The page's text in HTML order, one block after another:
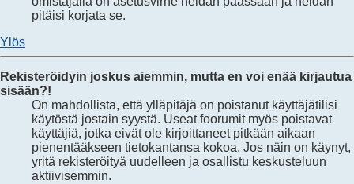
pitäisi korjata se.
Ylös
Rekisteröidyin joskus aiemmin, mutta en voi enää kirjautua
sisään?!
On mahdollista, että ylläpitäjä on poistanut käyttäjätilisi
käytöstä jostain syystä. Useat foorumit myös poistavat
käyttäjiä, jotka eivät ole kirjoittaneet pitkään aikaan
pienentääkseen tietokantansa kokoa. Jos näin on käynyt,
yritä rekisteröityä uudelleen ja osallistu keskusteluun
aktiivisemmin.